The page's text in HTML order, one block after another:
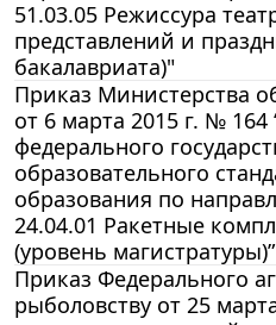
51.03.05 Режиссура
представлений и
бакалавриата)"
Приказ Министерства
от 6 марта 2015 г. №
федерального
образовательного
образования по
24.04.01 Ракетные
(уровень магистратуры)”
Приказ Федерального
рыболовству от 25